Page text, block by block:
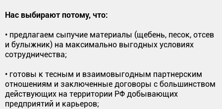
Нас выбирают потому, что:
• предлагаем сыпучие материалы (щебень, песок, отсев
и булыжник) на максимально выгодных условиях
сотрудничества;
• готовы к тесным и взаимовыгодным партнерским
отношениям и заключенные договоры с большинством
действующих на территории РФ добывающих
предприятий и карьеров;